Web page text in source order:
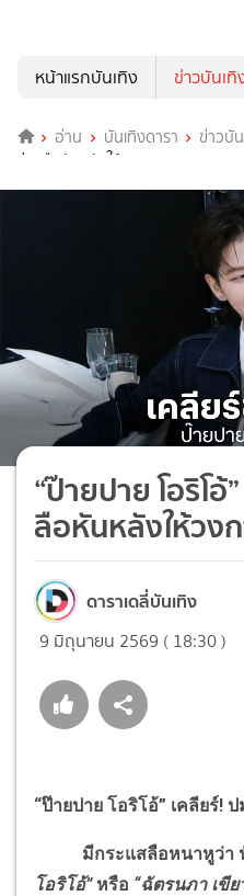
หน้าแรกบันเทิง
ข่าวบันเทิ
อ่าน บันเทิงดารา ข่าวบั
ข่าวลือหันหลังให้วงการ?
“ป๊ายปาย โอริโ
ลือหันหลังให้วง
ดาราเดลี่บันเทิง
9 มิถุนายน 2569 ( 18:30 )
“ป๊ายปาย โอริโอ้” เคลียร์! ป
มีกระแสลือหนาหูว่า นั
โอริโอ้” หรือ “ฉัตรนภา เขีย